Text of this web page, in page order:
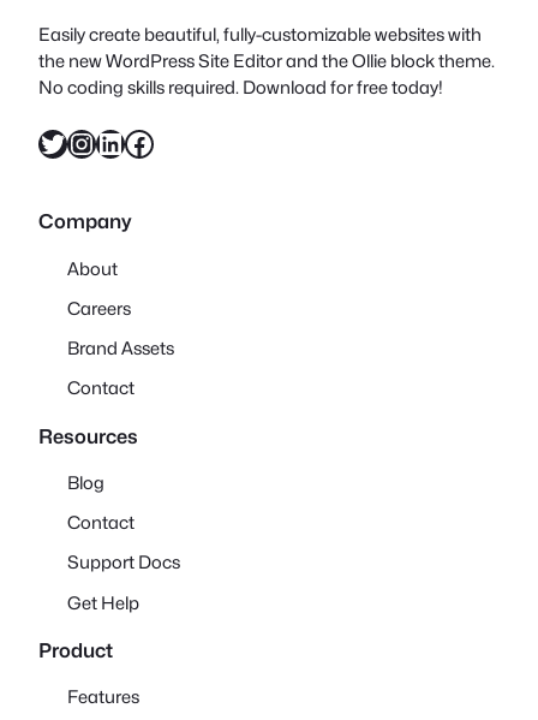
Easily create beautiful, fully-customizable websites with
the new WordPress Site Editor and the Ollie block theme.
No coding skills required. Download for free today!
Twitter InstagramLinkedIn Facebook
Company
About
Careers
Brand Assets
Contact
Resources
Blog
Contact
Support Docs
Get Help
Product
Features